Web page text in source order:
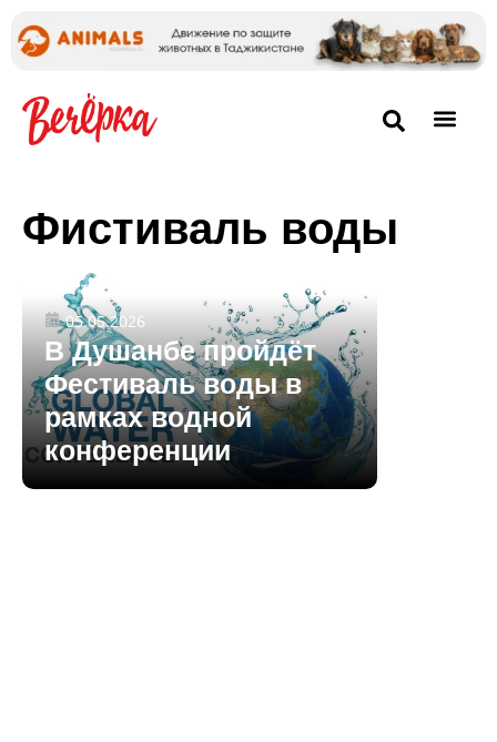
Фистиваль воды
05.05.2026
В Душанбе пройдёт
Фестиваль воды в
рамках водной
конференции